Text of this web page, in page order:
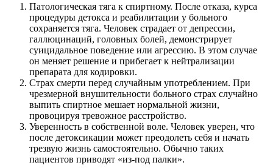
Патологическая тяга к спиртному. После отказа, курса
процедуры детокса и реабилитации у больного
сохраняется тяга. Человек страдает от депрессии,
галлюцинаций, головных болей, демонстрирует
суицидальное поведение или агрессию. В этом случае
он меняет решение и прибегает к нейтрализации
препарата для кодировки.
Страх смерти перед случайным употреблением. При
чрезмерной внушительности больного страх случайно
выпить спиртное мешает нормальной жизни,
провоцируя тревожное расстройство.
Уверенность в собственной воле. Человек уверен, что
после детоксикации может преодолеть себя и начать
трезвую жизнь самостоятельно. Обычно таких
пациентов приводят «из-под палки».